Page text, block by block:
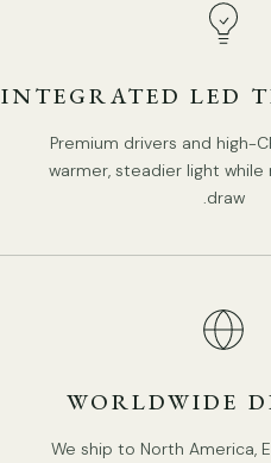
الحجم القياسي (في الصورة)
INTEGRATED LED
Premium drivers and high-
warmer, steadier light
draw.
WORLDWIDE
We ship to North America,